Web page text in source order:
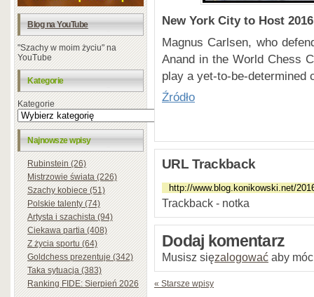
Blog na YouTube
"Szachy w moim życiu" na
YouTube
Kategorie
Kategorie
Najnowsze wpisy
Rubinstein (26)
Mistrzowie świata (226)
Szachy kobiece (51)
Polskie talenty (74)
Artysta i szachista (94)
Ciekawa partia (408)
Z życia sportu (64)
Goldchess prezentuje (342)
Taka sytuacja (383)
Ranking FIDE: Sierpień 2026
New York City to Host
Magnus Carlsen, who
Anand in the World Chess
play a yet-to-be-
Źródło
URL Trackback
Trackback - notka
Dodaj komentarz
Musisz sięzalogować aby
« Starsze wpisy